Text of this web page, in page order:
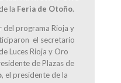
la Feria de Otoño.
programa Rioja y
el secretario
Luces Rioja y Oro
de Plazas de
, el presidente de la